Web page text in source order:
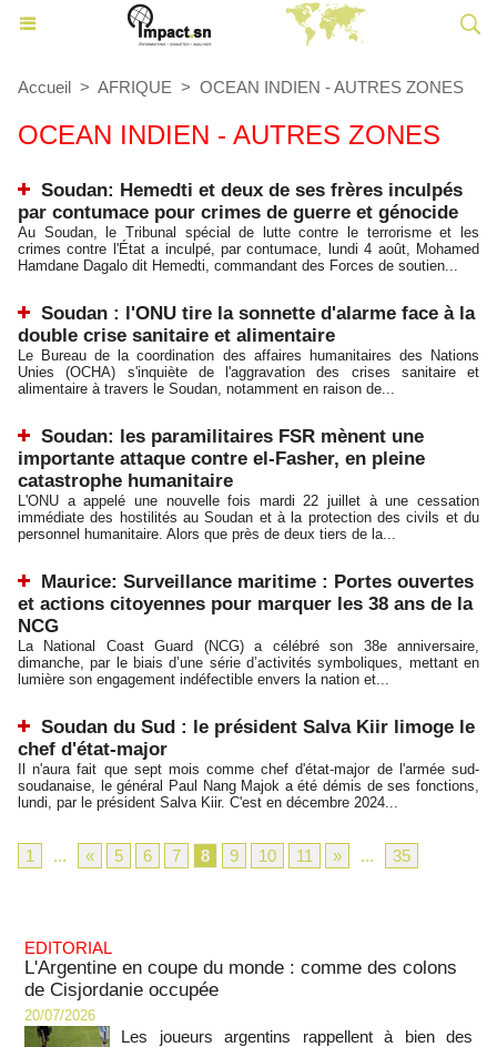
Accueil > AFRIQUE > OCEAN INDIEN - AUTRES ZONES
OCEAN INDIEN - AUTRES ZONES
Soudan: Hemedti et deux de ses frères inculpés
par contumace pour crimes de guerre et génocide
Au Soudan, le Tribunal spécial de lutte contre le terrorisme et les
crimes contre l'État a inculpé, par contumace, lundi 4 août, Mohamed
Hamdane Dagalo dit Hemedti, commandant des Forces de soutien...
Soudan : l'ONU tire la sonnette d'alarme face à la
double crise sanitaire et alimentaire
Le Bureau de la coordination des affaires humanitaires des Nations
Unies (OCHA) s'inquiète de l'aggravation des crises sanitaire et
alimentaire à travers le Soudan, notamment en raison de...
Soudan: les paramilitaires FSR mènent une
importante attaque contre el-Fasher, en pleine
catastrophe humanitaire
L'ONU a appelé une nouvelle fois mardi 22 juillet à une cessation
immédiate des hostilités au Soudan et à la protection des civils et du
personnel humanitaire. Alors que près de deux tiers de la...
Maurice: Surveillance maritime : Portes ouvertes
et actions citoyennes pour marquer les 38 ans de la
NCG
La National Coast Guard (NCG) a célébré son 38e anniversaire,
dimanche, par le biais d’une série d’activités symboliques, mettant en
lumière son engagement indéfectible envers la nation et...
Soudan du Sud : le président Salva Kiir limoge le
chef d'état-major
Il n'aura fait que sept mois comme chef d'état-major de l'armée sud-
soudanaise, le général Paul Nang Majok a été démis de ses fonctions,
lundi, par le président Salva Kiir. C'est en décembre 2024...
1 ... « 5 6 7 8 9 10 11 » ... 35
EDITORIAL
L'Argentine en coupe du monde : comme des colons
de Cisjordanie occupée
20/07/2026
Les joueurs argentins rappellent à bien des